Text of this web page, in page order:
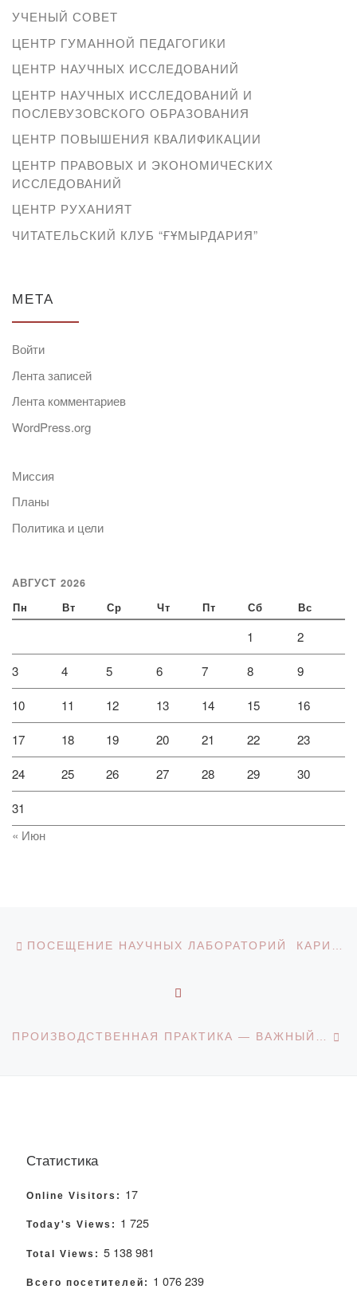
УЧЕНЫЙ СОВЕТ
ЦЕНТР ГУМАННОЙ ПЕДАГОГИКИ
ЦЕНТР НАУЧНЫХ ИССЛЕДОВАНИЙ
ЦЕНТР НАУЧНЫХ ИССЛЕДОВАНИЙ И
ПОСЛЕВУЗОВСКОГО ОБРАЗОВАНИЯ
ЦЕНТР ПОВЫШЕНИЯ КВАЛИФИКАЦИИ
ЦЕНТР ПРАВОВЫХ И ЭКОНОМИЧЕСКИХ
ИССЛЕДОВАНИЙ
ЦЕНТР РУХАНИЯТ
ЧИТАТЕЛЬСКИЙ КЛУБ “ҒҰМЫРДАРИЯ”
МЕТА
Войти
Лента записей
Лента комментариев
WordPress.org
Миссия
Планы
Политика и цели
АВГУСТ 2026
Пн Вт Ср Чт Пт Сб Вс
1 2
3 4 5 6 7 8 9
10 11 12 13 14 15 16
17 18 19 20 21 22 23
24 25 26 27 28 29 30
31
« Июн
Навигация по записям ПОСЕЩЕНИЕ НАУЧНЫХ ЛАБОРАТОРИЙ КАРИУ ИМЕНИ Е.А.БУКЕТОВА СТУДЕНТАМИ КАФЕДРЫ ПЕДАГОГИКИ
ПРОИЗВОДСТВЕННАЯ ПРАКТИКА — ВАЖНЫЙ ШАГ ДЛЯ БУДУЩИХ ФИНАНСИСТОВ!
Статистика
Online Visitors: 17
Today's Views: 1 725
Total Views: 5 138 981
Всего посетителей: 1 076 239